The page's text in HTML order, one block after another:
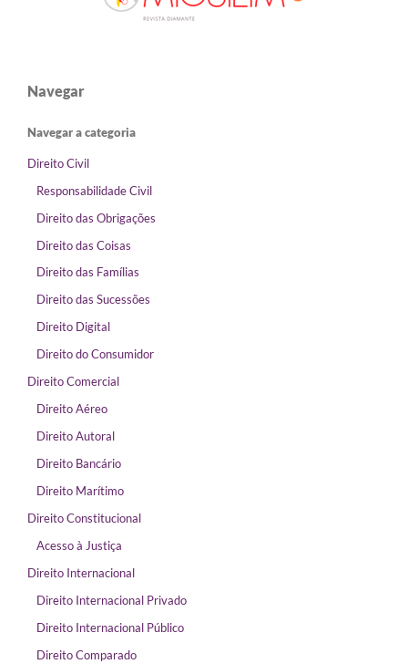
Navegar
Navegar a categoria
Direito Civil
Responsabilidade Civil
Direito das Obrigações
Direito das Coisas
Direito das Famílias
Direito das Sucessões
Direito Digital
Direito do Consumidor
Direito Comercial
Direito Aéreo
Direito Autoral
Direito Bancário
Direito Marítimo
Direito Constitucional
Acesso à Justiça
Direito Internacional
Direito Internacional Privado
Direito Internacional Público
Direito Comparado